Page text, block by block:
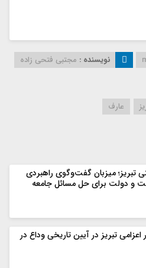
نویسنده : مجتبی فتحی زاده
عارف
تبریز؛ میزبان گفت‌وگوی راهبردی
و دولت برای حل مسائل جامعه
اعزامی تبریز در آیین تاریخی وداع در